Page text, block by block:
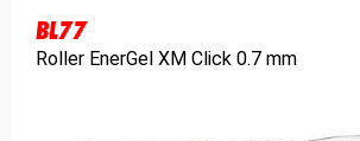
BL77
Roller EnerGel XM Click 0.7 mm